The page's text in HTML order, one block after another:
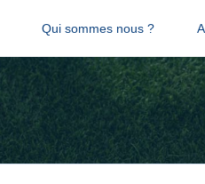
Qui sommes nous ?